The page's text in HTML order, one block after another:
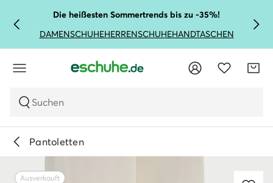
Die heißesten Sommertrends bis zu -35%!
DAMENSCHUHEHERRENSCHUHEHANDTASCHEN
Suchen
Pantoletten
Ausverkauft